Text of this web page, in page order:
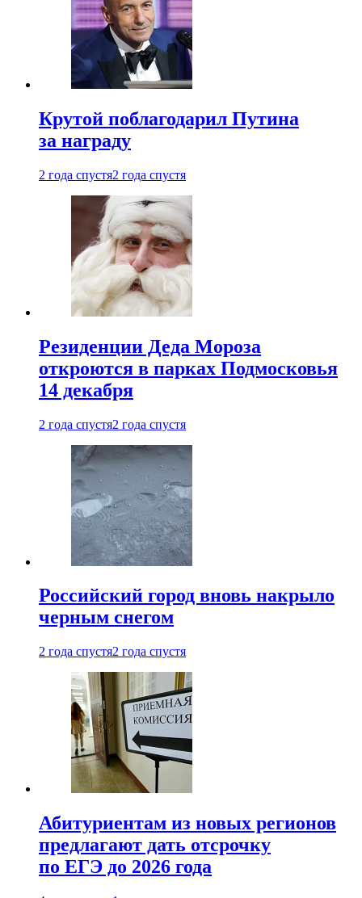
Крутой поблагодарил Путина
за награду
2 года спустя2 года спустя
Резиденции Деда Мороза
откроются в парках Подмосковья
14 декабря
2 года спустя2 года спустя
Российский город вновь накрыло
черным снегом
2 года спустя2 года спустя
Абитуриентам из новых регионов
предлагают дать отсрочку
по ЕГЭ до 2026 года